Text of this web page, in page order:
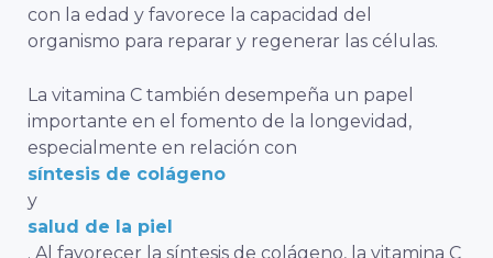
con la edad y favorece la capacidad del
organismo para reparar y regenerar las células.
La vitamina C también desempeña un papel
importante en el fomento de la longevidad,
especialmente en relación con
síntesis de colágeno
y
salud de la piel
. Al favorecer la síntesis de colágeno, la vitamina C